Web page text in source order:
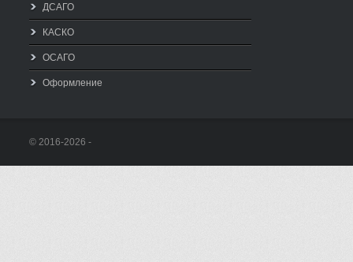
ДСАГО
КАСКО
ОСАГО
Оформление
© 2016-2026 -